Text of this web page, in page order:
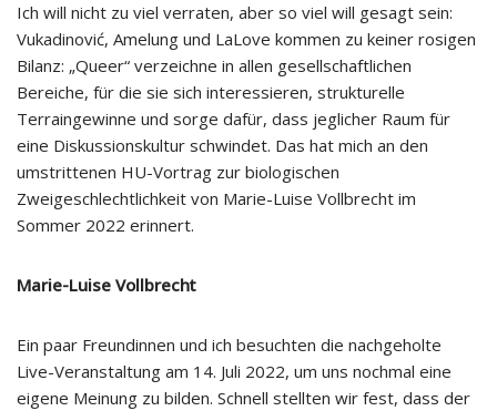
Ich will nicht zu viel verraten, aber so viel will gesagt sein:
Vukadinović, Amelung und LaLove kommen zu keiner rosigen
Bilanz: „Queer“ verzeichne in allen gesellschaftlichen
Bereiche, für die sie sich interessieren, strukturelle
Terraingewinne und sorge dafür, dass jeglicher Raum für
eine Diskussionskultur schwindet. Das hat mich an den
umstrittenen HU-Vortrag zur biologischen
Zweigeschlechtlichkeit von Marie-Luise Vollbrecht im
Sommer 2022 erinnert.
Marie-Luise Vollbrecht
Ein paar Freundinnen und ich besuchten die nachgeholte
Live-Veranstaltung am 14. Juli 2022, um uns nochmal eine
eigene Meinung zu bilden. Schnell stellten wir fest, dass der